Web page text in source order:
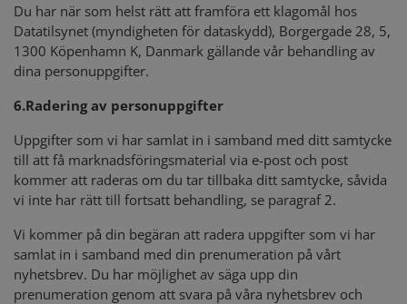
Du har när som helst rätt att framföra ett klagomål hos
Datatilsynet (myndigheten för dataskydd), Borgergade 28, 5,
1300 Köpenhamn K, Danmark gällande vår behandling av
dina personuppgifter.
6.Radering av personuppgifter
Uppgifter som vi har samlat in i samband med ditt samtycke
till att få marknadsföringsmaterial via e-post och post
kommer att raderas om du tar tillbaka ditt samtycke, såvida
vi inte har rätt till fortsatt behandling, se paragraf 2.
Vi kommer på din begäran att radera uppgifter som vi har
samlat in i samband med din prenumeration på vårt
nyhetsbrev. Du har möjlighet av säga upp din
prenumeration genom att svara på våra nyhetsbrev och